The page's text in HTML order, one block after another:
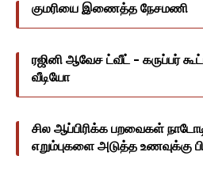
குமரியை இணைத்த நேசமணி
ரஜினி ஆவேச ட்வீட் – கருப்பர்
வீடியோ
சில ஆப்பிரிக்க பறவைகள்
எறும்புகளை அடுத்த